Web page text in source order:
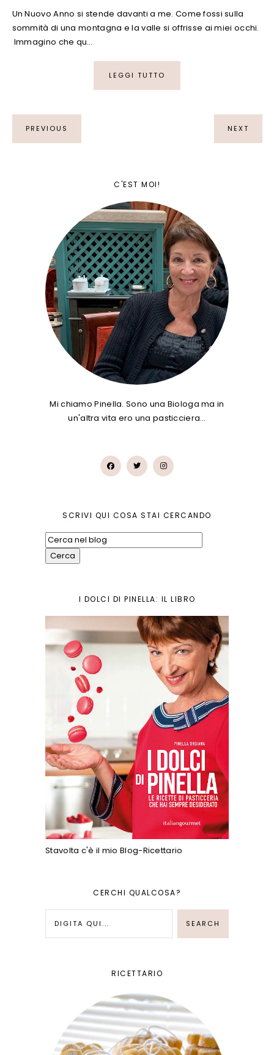
Un Nuovo Anno si stende davanti a me. Come fossi sulla
sommità di una montagna e la valle si offrisse ai miei occhi.
Immagino che qu…
LEGGI TUTTO
PREVIOUS NEXT
C'EST MOI!
Mi chiamo Pinella. Sono una Biologa ma in
un'altra vita ero una pasticciera…
SCRIVI QUI COSA STAI CERCANDO
I DOLCI DI PINELLA: IL LIBRO
Stavolta c'è il mio Blog-Ricettario
CERCHI QUALCOSA?
RICETTARIO